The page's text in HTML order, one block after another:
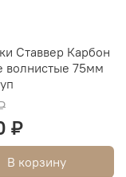
Ставвер Карбон
волнистые 75мм
₽
В корзину